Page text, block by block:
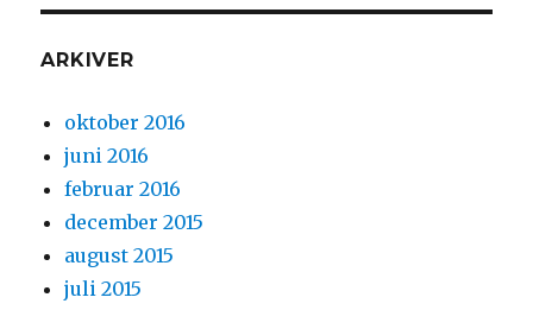
ARKIVER
oktober 2016
juni 2016
februar 2016
december 2015
august 2015
juli 2015